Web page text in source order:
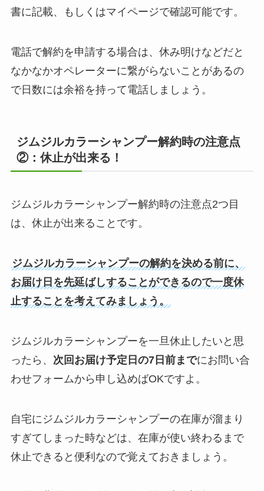
書に記載、もしくはマイページで確認可能です。
電話で解約を申請する場合は、休み明けなどだと
なかなかオペレーターに繋がらないことがあるの
で日数には余裕を持って電話しましょう。
ジムジルカラーシャンプー解約時の注意点
②：休止が出来る！
ジムジルカラーシャンプー解約時の注意点2つ目
は、休止が出来ることです。
ジムジルカラーシャンプーの解約を決める前に、
お届け日を先延ばしすることができるので一度休
止することを考えてみましょう。
ジムジルカラーシャンプーを一旦休止したいと思
ったら、 次回お届け予定日の7日前までにお問い合
わせフォームから申し込めばOKですよ。
自宅にジムジルカラーシャンプーの在庫が溜まり
すぎてしまった時などは、在庫が使い終わるまで
休止できると便利なので覚えておきましょう。